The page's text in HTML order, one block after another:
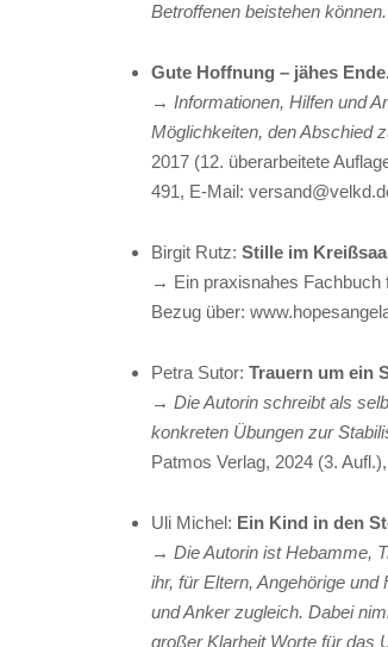
Betroffenen beistehen können.
Gute Hoffnung – jähes
→ Informationen, Hilfen und
Möglichkeiten, den Abschied
2017 (12. überarbeitete
491, E-Mail:
Birgit Rutz: Stille im
→ Ein praxisnahes Fachbuch
Bezug über:
Petra Sutor: Trauern um ein
→ Die Autorin schreibt als
konkreten Übungen zur
Patmos Verlag, 2024 (3.
Uli Michel: Ein Kind in den
→ Die Autorin ist Hebamme,
ihr, für Eltern, Angehörige
und Anker zugleich. Dabei
großer Klarheit Worte für das